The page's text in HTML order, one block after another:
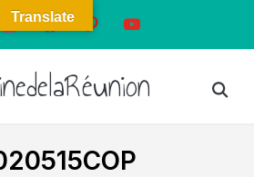
instagramfacebookpinterestyoutube
Translate